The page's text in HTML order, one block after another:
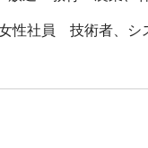
性社員 技術者、